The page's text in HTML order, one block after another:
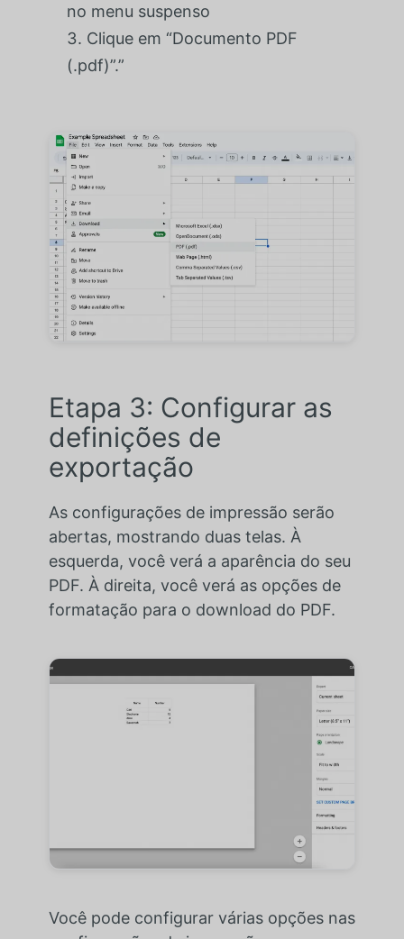
no menu suspenso
Clique em “Documento PDF
(.pdf)”.”
Etapa 3: Configurar as
definições de
exportação
As configurações de impressão serão
abertas, mostrando duas telas. À
esquerda, você verá a aparência do seu
PDF. À direita, você verá as opções de
formatação para o download do PDF.
Você pode configurar várias opções nas